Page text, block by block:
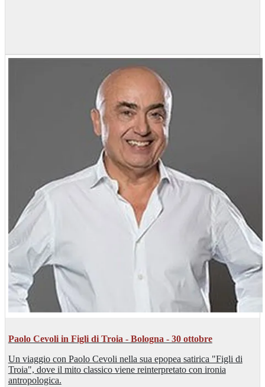
Paolo Cevoli in Figli di Troia - Bologna - 30 ottobre
Un viaggio con Paolo Cevoli nella sua epopea satirica "Figli di
Troia", dove il mito classico viene reinterpretato con ironia
antropologica.